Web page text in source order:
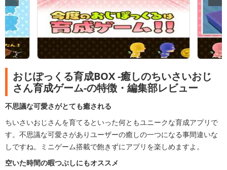
おじぽっくる育成BOX -癒しのちいさいおじ
さん育成ゲーム-の特徴・編集部レビュー
不思議な可愛さがとても癒される
ちいさいおじさんを育てるといった何ともユニークな育成アプリで
す。不思議な可愛さがありユーザーの癒しの一つになる事間違いな
しですね。ミニゲーム搭載で飽きずにアプリを楽しめますよ。
空いた時間の暇つぶしにもオススメ